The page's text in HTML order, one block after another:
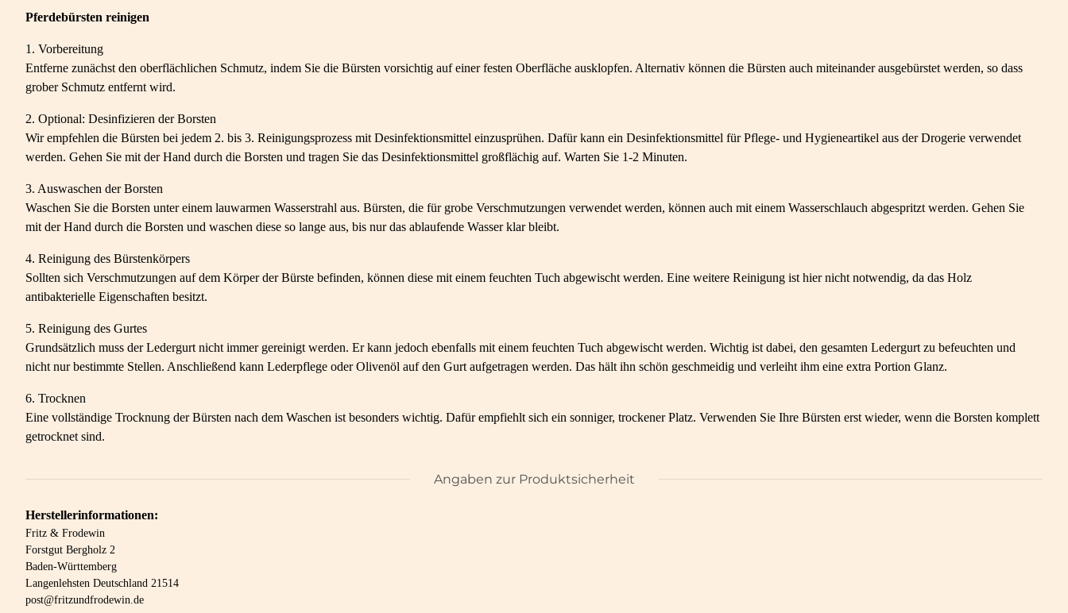
Pferdebürsten reinigen
1. Vorbereitung
Entferne zunächst den oberflächlichen Schmutz, indem Sie die Bürsten vorsichtig auf einer festen Oberfläche ausklopfen. Alternativ können die Bürsten auch miteinander ausgebürstet werden, so dass
grober Schmutz entfernt wird.
2. Optional: Desinfizieren der Borsten
Wir empfehlen die Bürsten bei jedem 2. bis 3. Reinigungsprozess mit Desinfektionsmittel einzusprühen. Dafür kann ein Desinfektionsmittel für Pflege- und Hygieneartikel aus der Drogerie verwendet
werden. Gehen Sie mit der Hand durch die Borsten und tragen Sie das Desinfektionsmittel großflächig auf. Warten Sie 1-2 Minuten.
3. Auswaschen der Borsten
Waschen Sie die Borsten unter einem lauwarmen Wasserstrahl aus. Bürsten, die für grobe Verschmutzungen verwendet werden, können auch mit einem Wasserschlauch abgespritzt werden. Gehen Sie
mit der Hand durch die Borsten und waschen diese so lange aus, bis nur das ablaufende Wasser klar bleibt.
4. Reinigung des Bürstenkörpers
Sollten sich Verschmutzungen auf dem Körper der Bürste befinden, können diese mit einem feuchten Tuch abgewischt werden. Eine weitere Reinigung ist hier nicht notwendig, da das Holz
antibakterielle Eigenschaften besitzt.
5. Reinigung des Gurtes
Grundsätzlich muss der Ledergurt nicht immer gereinigt werden. Er kann jedoch ebenfalls mit einem feuchten Tuch abgewischt werden. Wichtig ist dabei, den gesamten Ledergurt zu befeuchten und
nicht nur bestimmte Stellen. Anschließend kann Lederpflege oder Olivenöl auf den Gurt aufgetragen werden. Das hält ihn schön geschmeidig und verleiht ihm eine extra Portion Glanz.
6. Trocknen
Eine vollständige Trocknung der Bürsten nach dem Waschen ist besonders wichtig. Dafür empfiehlt sich ein sonniger, trockener Platz. Verwenden Sie Ihre Bürsten erst wieder, wenn die Borsten komplett
getrocknet sind.
Angaben zur Produktsicherheit
Herstellerinformationen:
Fritz & Frodewin
Forstgut Bergholz 2
Baden-Württemberg
Langenlehsten Deutschland 21514
post@fritzundfrodewin.de